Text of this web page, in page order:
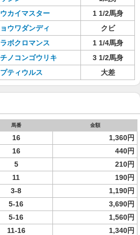
ウカイマスター
1 1/2馬身
ウワダンディ
クビ
ボクロマンス
1 1/4馬身
ノコンゴウリキ
3 1/2馬身
ティウルス 大差
馬番 金額
16 1,360円
16
440円
5
210円
11
190円
3-8
1,190円
5-16 3,690円
5-16
1,560円
11-16
1,340円